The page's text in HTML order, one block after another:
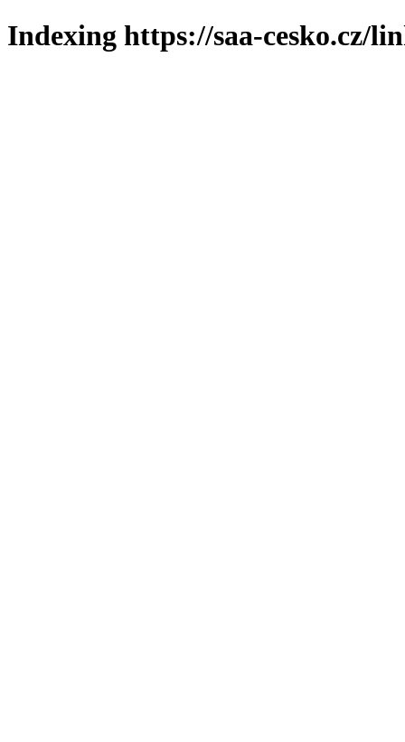
Indexing https://saa-cesko.cz/